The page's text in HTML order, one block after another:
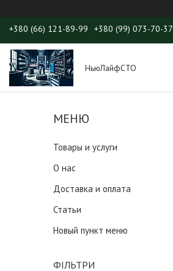
+380 (66) 121-89-99 +380 (99) 073-70-37
НьюЛайфСТО
Товары и услуги
О нас
Доставка и оплата
Статьи
Новый пункт меню
ФІЛЬТРИ